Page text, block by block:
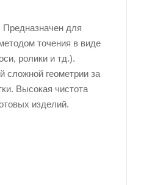
Предназначен для
точения в виде
ролики и тд.).
сложной геометрии за
Высокая чистота
изделий.